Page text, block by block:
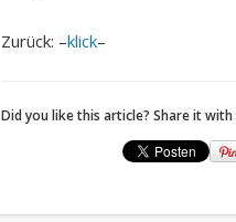
Zurück: –klick–
Did you like this article? Share it